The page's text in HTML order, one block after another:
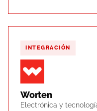
INTEGRACIÓN
Worten
Electrónica y